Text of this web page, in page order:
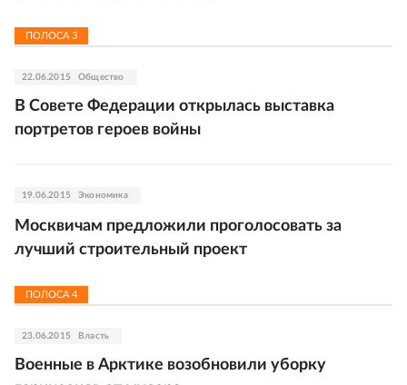
ПОЛОСА 3
22.06.2015 Общество
В Совете Федерации открылась выставка
портретов героев войны
19.06.2015 Экономика
Москвичам предложили проголосовать за
лучший строительный проект
ПОЛОСА 4
23.06.2015 Власть
Военные в Арктике возобновили уборку